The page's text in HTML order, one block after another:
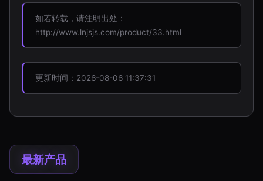
如若转载，请注明出处：
http://www.lnjsjs.com/product/33.html
更新时间：2026-08-06 11:37:31
最新产品